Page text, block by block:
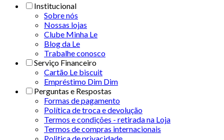
Institucional
Sobre nós
Nossas lojas
Clube Minha Le
Blog da Le
Trabalhe conosco
Serviço Financeiro
Cartão Le biscuit
Empréstimo Dim Dim
Perguntas e Respostas
Formas de pagamento
Política de troca e devolução
Termos e condições - retirada na Loja
Termos de compras internacionais